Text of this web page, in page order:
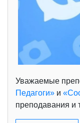
Уважаемые
Педагоги» и
преподавания и